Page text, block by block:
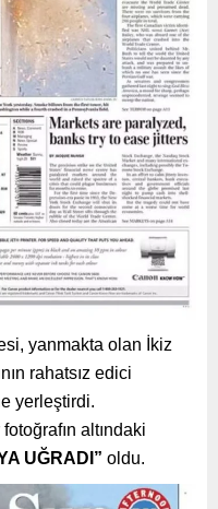
yanmakta olan İkiz
rahatsız edici
yerleştirdi.
altındaki
UĞRADI” oldu.